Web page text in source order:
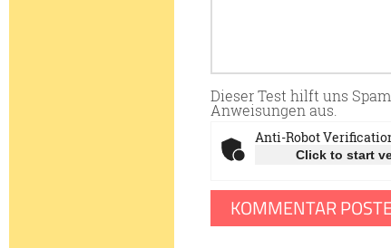
Dieser Test hilft uns
Anweisungen aus.
Anti-Robot
Click to start